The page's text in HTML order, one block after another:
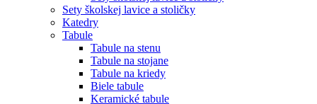
Sety školskej lavice a stoličky
Katedry
Tabule
Tabule na stenu
Tabule na stojane
Tabule na kriedy
Biele tabule
Keramické tabule